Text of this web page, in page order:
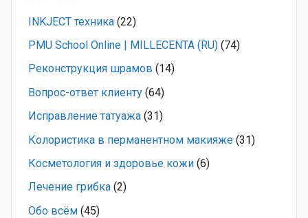
INKJECT техника (22)
PMU School Online | MILLECENTA (RU) (74)
Pеконструкция шрамов (14)
Вопрос-ответ клиенту (64)
Исправление татуажа (31)
Колористика в перманентном макияже (31)
Косметология и здоровье кожи (6)
Лечение грибка (2)
Обо всём (45)